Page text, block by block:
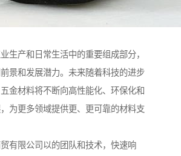
生产和日常生活中的重要组成部分，
景和发展潜力。未来随着科技的进步
金材料将不断向高性能化、环保化和
为更多领域提供更、更可靠的材料支
有限公司以的团队和技术，快速响